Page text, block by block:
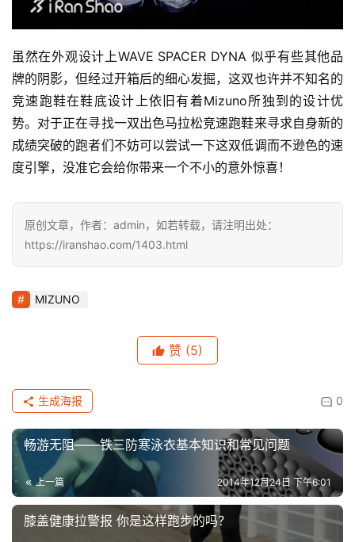
虽然在外观设计上WAVE SPACER DYNA 似乎有些其他品
牌的阴影，但经过开箱后的细心发掘，这双也许并不知名的
竞速跑鞋在鞋底设计上依旧有着Mizuno所独到的设计优
势。对于正在寻找一双出色马拉松竞速跑鞋来寻求自身新的
成绩突破的跑者们不妨可以尝试一下这双低调而不逊色的速
度引擎，没准它会给你带来一个不小的意外惊喜！
原创文章，作者：admin，如若转载，请注明出处：
https://iranshao.com/1403.html
MIZUNO
赞 (5)
0
生成海报
畅游无阻——铁三防寒泳衣基本知识和常见问题
上一篇 2014年12月24日 下午6:01
膝盖健康拉警报 你是这样跑步的吗？